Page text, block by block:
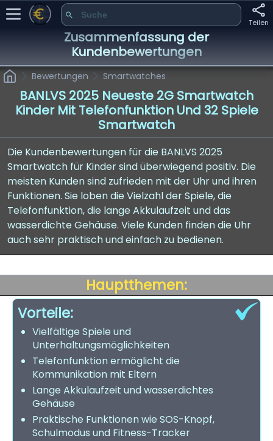
Teilen
Zusammenfassung der
Kundenbewertungen
Bewertungen Smartwatches
BANLVS 2025 Neueste 2G Smartwatch
Kinder Mit Telefonfunktion Und 32 Spiele
Smartwatch
Die Kundenbewertungen für die BANLVS 2025
Smartwatch für Kinder sind überwiegend positiv. Die
meisten Kunden sind zufrieden mit der Uhr und ihren
Funktionen. Sie loben die Vielzahl der Spiele, die
Telefonfunktion, die lange Akkulaufzeit und das
wasserdichte Gehäuse. Viele Kunden finden die Uhr
auch sehr praktisch und einfach zu bedienen.
Hauptthemen:
Vorteile:
Vielfältige Spiele und
Unterhaltungsmöglichkeiten
Telefonfunktion ermöglicht die
Kommunikation mit Eltern
Lange Akkulaufzeit und wasserdichtes
Gehäuse
Praktische Funktionen wie SOS-Knopf,
Schulmodus und Fitness-Tracker